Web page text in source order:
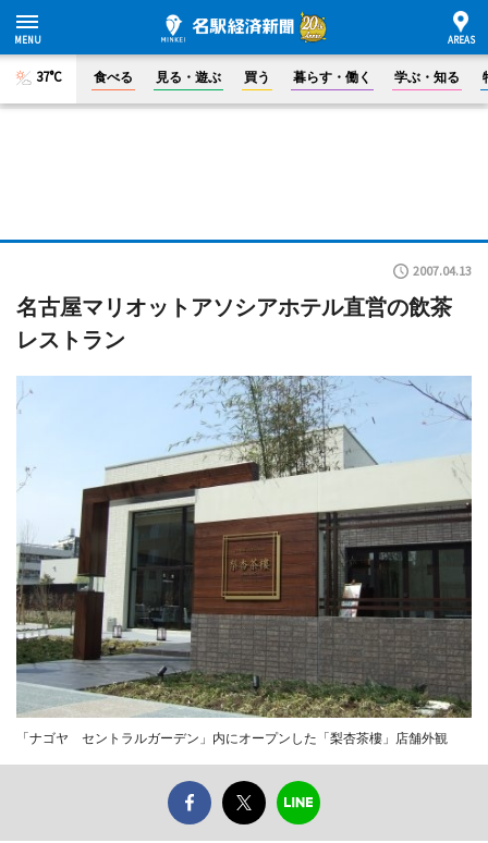
37°C 食べる 見る・遊ぶ 買う 暮らす・働く 学ぶ・知る
2007.04.13
名古屋マリオットアソシアホテル直営の飲茶
レストラン
「ナゴヤ セントラルガーデン」内にオープンした「梨杏茶樓」店舗外観